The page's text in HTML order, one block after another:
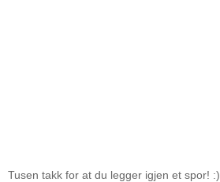
Tusen takk for at du legger igjen et spor! :)